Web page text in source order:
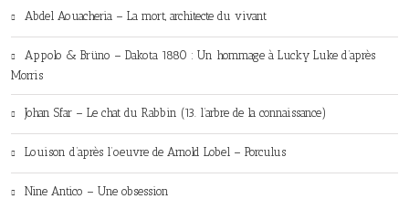
Abdel Aouacheria – La mort, architecte du vivant
Appolo & Brüno – Dakota 1880 : Un hommage à Lucky Luke d’après
Morris
Johan Sfar – Le chat du Rabbin (13. l’arbre de la connaissance)
Louison d’après l’oeuvre de Arnold Lobel – Porculus
Nine Antico – Une obsession